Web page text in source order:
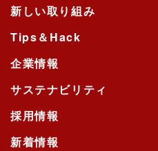
新しい取り組み
Tips＆Hack
企業情報
サステナビリティ
採用情報
新着情報